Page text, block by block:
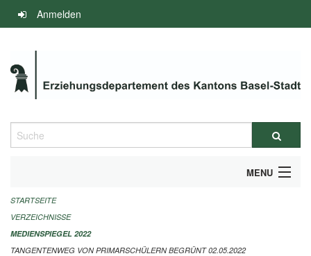
Navigation
überspringen
Anmelden
Suche
MENU
INFOS ZUM ED-MEDIENSPIEGEL
IMPRESSUM
STARTSEITE
VERZEICHNISSE
MEDIENSPIEGEL 2022
TANGENTENWEG VON PRIMARSCHÜLERN BEGRÜNT 02.05.2022